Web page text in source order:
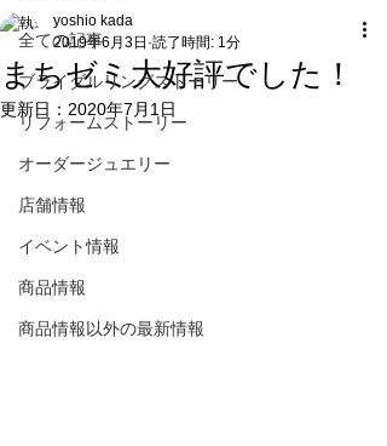
全ての記事
ブライダルリングストーリー
リフォームストーリー
オーダージュエリー
店舗情報
イベント情報
商品情報
商品情報以外の最新情報
まちゼミ大好評でした！
yoshio kada
2019年6月3日 読了時間: 1分
更新日： 2020年7月1日